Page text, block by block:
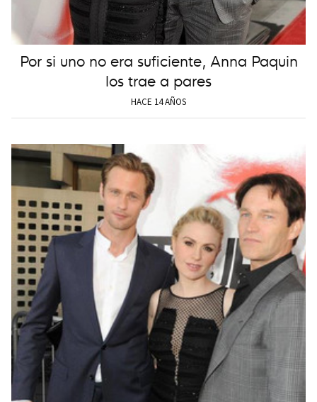
Por si uno no era suficiente, Anna Paquin
los trae a pares
HACE 14 AÑOS